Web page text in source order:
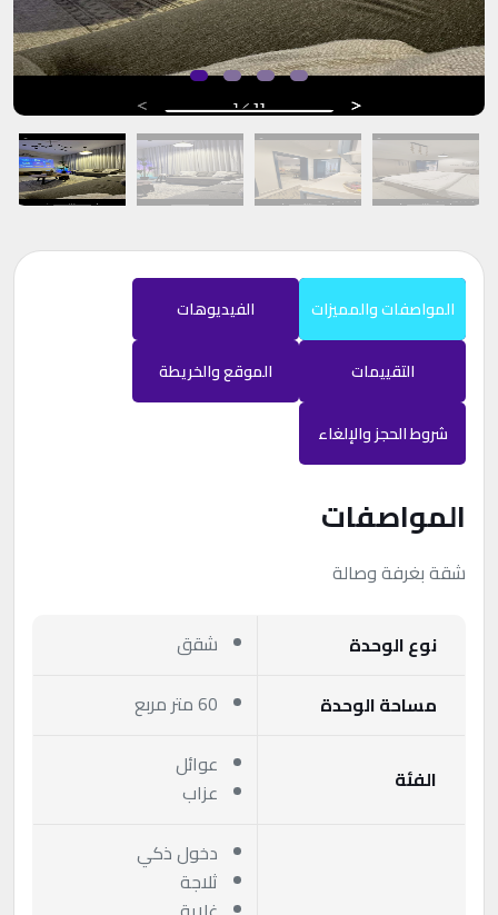
المواصفات والمميزات الفيديوهات
التقييمات الموقع والخريطة
شروط الحجز والإلغاء
المواصفات
شقة بغرفة وصالة
نوع الوحدة
شقق
مساحة الوحدة
60 متر مربع
الفئة
عوائل
عزاب
دخول ذكي
ثلاجة